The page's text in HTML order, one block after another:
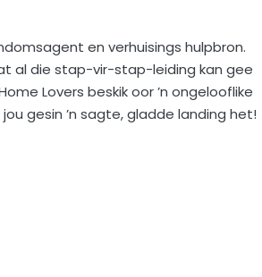
en verhuisings hulpbron.
al die stap-vir-stap-leiding kan gee
Lovers beskik oor ’n ongelooflike
gesin ’n sagte, gladde landing het!